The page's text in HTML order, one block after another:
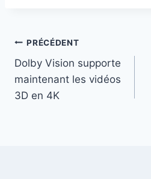
Navigation
de
l’article
PRÉCÉDENT
Dolby Vision supporte
maintenant les vidéos
3D en 4K